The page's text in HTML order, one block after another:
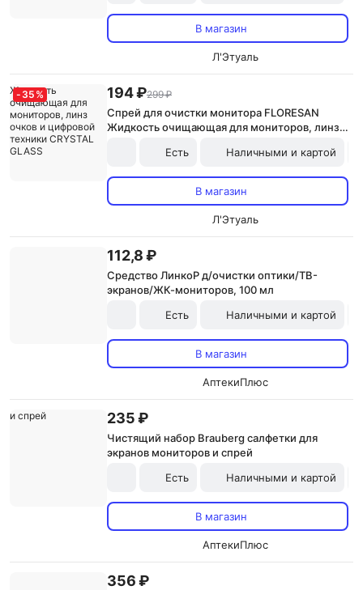
В магазин
Л'Этуаль
- 35 % 194 ₽299 ₽
Спрей для очистки монитора FLORESAN
Жидкость очищающая для мониторов, линз
Есть
Наличными и картой
В магазин
Л'Этуаль
112,8 ₽
Средство ЛинкоР д/очистки оптики/ТВ-
экранов/ЖК-мониторов, 100 мл
Есть
Наличными и картой
В магазин
АптекиПлюс
235 ₽
Чистящий набор Brauberg салфетки для
экранов мониторов и спрей
Есть
Наличными и картой
В магазин
АптекиПлюс
356 ₽